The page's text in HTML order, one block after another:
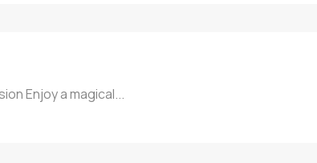
Enjoy a magical...